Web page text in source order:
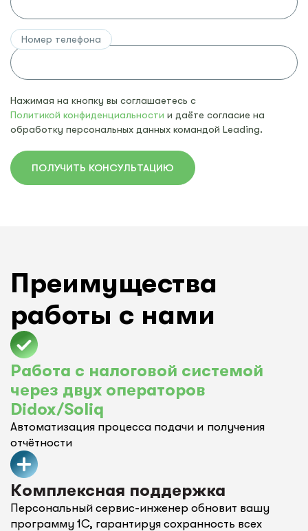
Номер телефона
Нажимая на кнопку вы соглашаетесь с
Политикой конфиденциальности и даёте согласие на
обработку персональных данных командой Leading.
ПОЛУЧИТЬ КОНСУЛЬТАЦИЮ
Преимущества
работы с нами
Работа с налоговой системой
через двух операторов
Didox/Soliq
Автоматизация процесса подачи и получения
отчётности
Комплексная поддержка
Персональный сервис-инженер обновит вашу
программу 1С, гарантируя сохранность всех